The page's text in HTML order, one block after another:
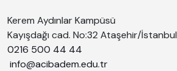
Kerem Aydınlar Kampüsü
Kayışdağı cad. No:32 Ataşehir/İstanbul
0216 500 44 44
info@acibadem.edu.tr